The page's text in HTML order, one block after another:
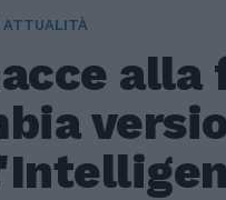
ATTUALITÀ